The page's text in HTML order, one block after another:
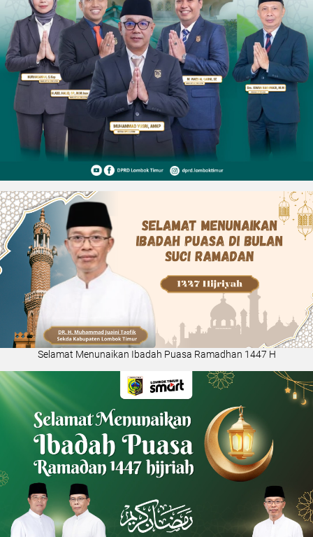
Selamat Menunaikan Ibadah Puasa Ramadhan 1447 H